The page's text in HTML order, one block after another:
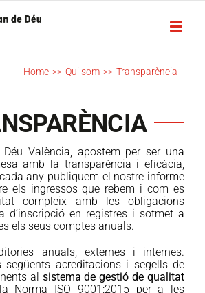
Home >> Qui som >> Transparència
València, apostem per ser una
amb la transparència i eficàcia,
any publiquem el nostre informe
els ingressos que rebem i com es
compleix amb les obligacions
d’inscripció en registres i sotmet a
els seus comptes anuals.
anuals, externes i internes.
següents acreditacions i segells de
al sistema de gestió de qualitat
Norma ISO 9001:2015 per a les